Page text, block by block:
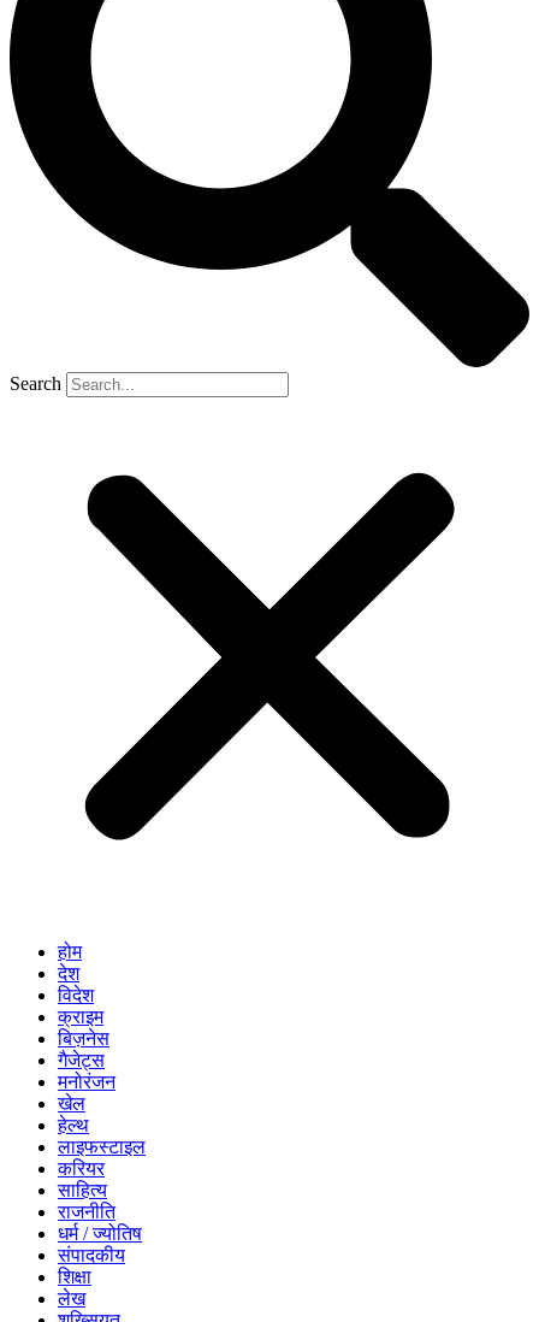
Search
होम
देश
विदेश
क्राइम
बिज़नेस
गैजेट्स
मनोरंजन
खेल
हेल्थ
लाइफस्टाइल
करियर
साहित्य
राजनीति
धर्म / ज्योतिष
संपादकीय
शिक्षा
लेख